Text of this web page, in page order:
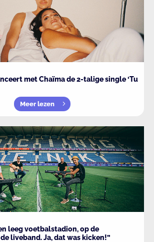
met Chaïma de 2-talige single ‘Tu
Meer lezen
leeg voetbalstadion, op de
liveband. Ja, dat was kicken!”